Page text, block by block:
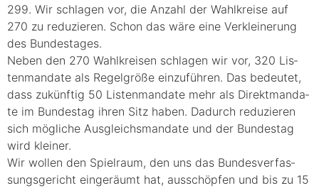
299. Wir schla­gen vor, die Anzahl der Wahl­krei­se auf
270 zu redu­zie­ren. Schon das wäre eine Ver­klei­ne­rung
des Bundestages.
Neben den 270 Wahl­krei­sen schla­gen wir vor, 320 Lis­
ten­man­da­te als Regel­grö­ße ein­zu­füh­ren. Das bedeu­tet,
dass zukünf­tig 50 Lis­ten­man­da­te mehr als Direkt­man­da­
te im Bun­des­tag ihren Sitz haben. Dadurch redu­zie­ren
sich mög­li­che Aus­gleichs­man­da­te und der Bun­des­tag
wird kleiner.
Wir wol­len den Spiel­raum, den uns das Bun­des­ver­fas­
sungs­ge­richt ein­ge­räumt hat, aus­schöp­fen und bis zu 15